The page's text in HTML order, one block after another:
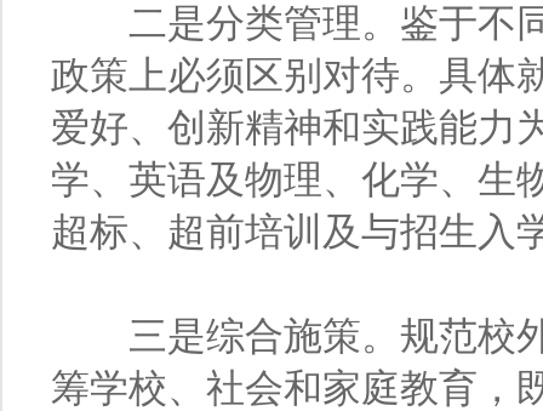
二是分类管理。鉴于不同
政策上必须区别对待。具体
爱好、创新精神和实践能力
学、英语及物理、化学、生
超标、超前培训及与招生入
三是综合施策。规范校外
筹学校、社会和家庭教育，